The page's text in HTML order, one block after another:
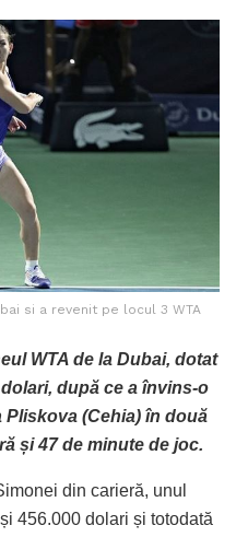
si a revenit pe locul 3 WTA
WTA de la Dubai, dotat
după ce a învins-o
(Cehia) în două
și 47 de minute de joc.
din carieră, unul
456.000 dolari și totodată